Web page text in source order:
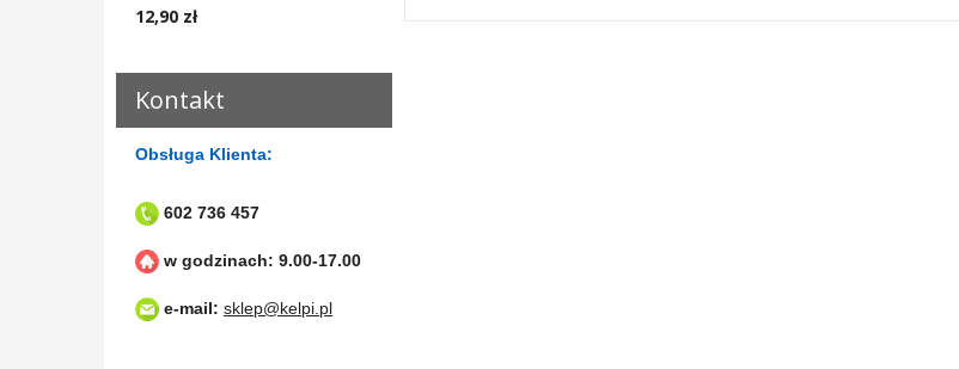
12,90 zł
Kontakt
Obsługa Klienta:
602 736 457
w godzinach: 9.00-17.00
e-mail: sklep@kelpi.pl